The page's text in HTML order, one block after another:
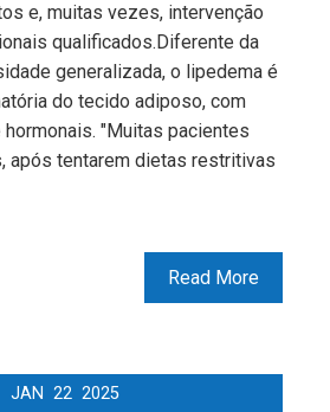
e, muitas vezes, intervenção
qualificados.Diferente da
generalizada, o lipedema é
do tecido adiposo, com
"Muitas pacientes
após tentarem dietas restritivas
Read More
JAN 22 2025